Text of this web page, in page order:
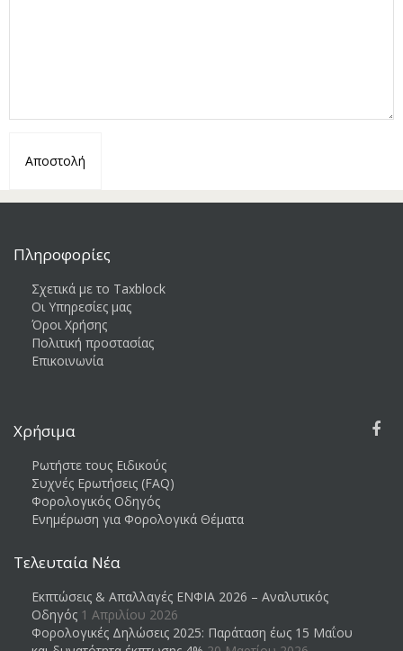
Πληροφορίες
Σχετικά με το Taxblock
Οι Υπηρεσίες μας
Όροι Χρήσης
Πολιτική προστασίας
Επικοινωνία
Χρήσιμα
Ρωτήστε τους Ειδικούς
Συχνές Ερωτήσεις (FAQ)
Φορολογικός Οδηγός
Ενημέρωση για Φορολογικά Θέματα
Τελευταία Νέα
Εκπτώσεις & Απαλλαγές ΕΝΦΙΑ 2026 – Αναλυτικός
Οδηγός 1 Απριλίου 2026
Φορολογικές Δηλώσεις 2025: Παράταση έως 15 Μαΐου